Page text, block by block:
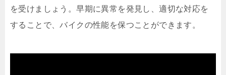
を受けましょう。早期に異常を発見し、適切な対応を
することで、バイクの性能を保つことができます。